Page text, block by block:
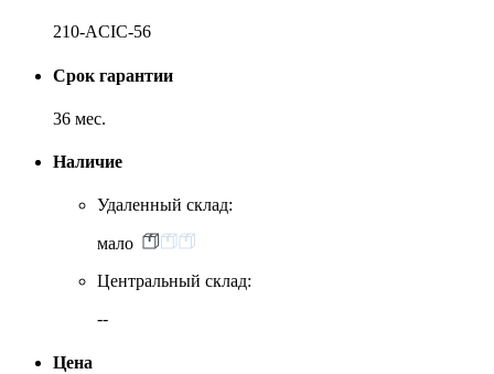
210-ACIC-56
Срок гарантии
36 мес.
Наличие
Удаленный склад:
мало
Центральный склад:
--
Цена